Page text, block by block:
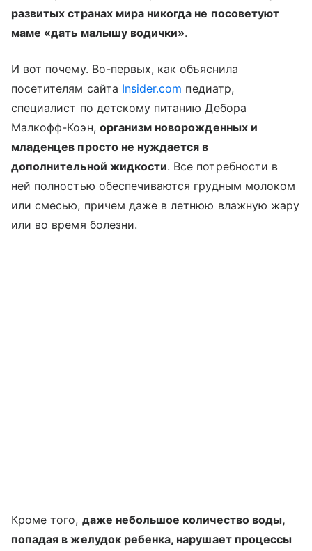
развитых странах мира никогда не посоветуют
маме «дать малышу водички».
И вот почему. Во-первых, как объяснила
посетителям сайта Insider.com педиатр,
специалист по детскому питанию Дебора
Малкофф-Коэн, организм новорожденных и
младенцев просто не нуждается в
дополнительной жидкости. Все потребности в
ней полностью обеспечиваются грудным молоком
или смесью, причем даже в летнюю влажную жару
или во время болезни.
Кроме того, даже небольшое количество воды,
попадая в желудок ребенка, нарушает процессы